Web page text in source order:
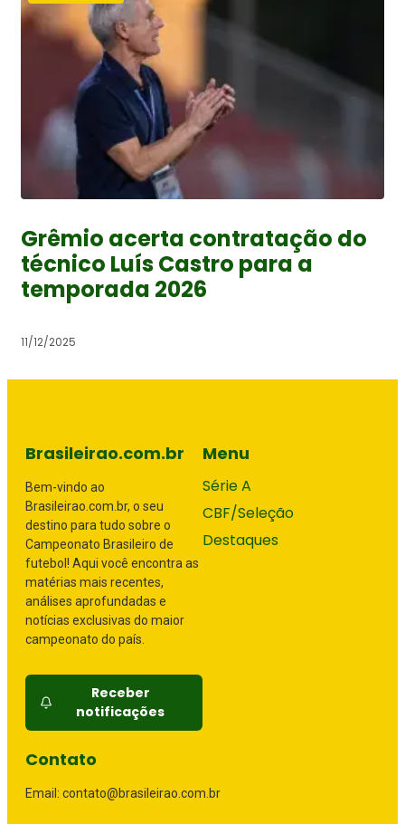
Grêmio acerta contratação do
técnico Luís Castro para a
temporada 2026
11/12/2025
Brasileirao.com.br
Bem-vindo ao
Brasileirao.com.br, o seu
destino para tudo sobre o
Campeonato Brasileiro de
futebol! Aqui você encontra as
matérias mais recentes,
análises aprofundadas e
notícias exclusivas do maior
campeonato do país.
Receber
notificações
Menu
Série A
CBF/Seleção
Destaques
Contato
Email: contato@brasileirao.com.br